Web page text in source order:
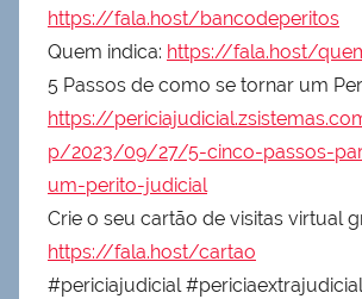
https://fala.host/bancodeperitos
Quem indica: https://fala.host/
5 Passos de como se tornar um
https://
p/2023/09/27/5-cinco-passos-
um-perito-judicial
Crie o seu cartão de visitas virtual
https://fala.host/cartao
#periciajudicial